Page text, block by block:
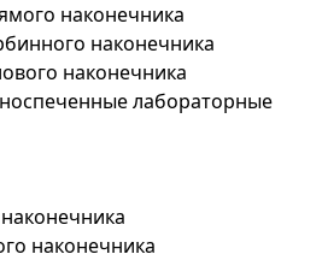
наконечника
наконечника
наконечника
лабораторные
наконечника